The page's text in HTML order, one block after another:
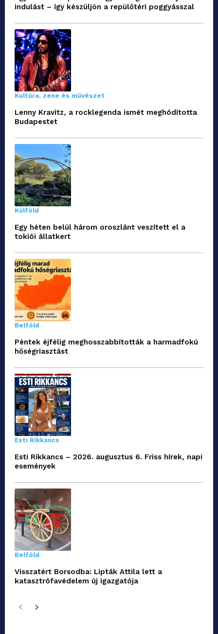
indulást – így készüljön a repülőtéri poggyásszal
Kultúra, zene és művészet
Lenny Kravitz, a rocklegenda ismét meghódította
Budapestet
Külföld
Egy héten belül három oroszlánt veszített el a
tokiói állatkert
Belföld
Péntek éjfélig meghosszabbították a harmadfokú
hőségriasztást
Esti Rikkancs
Esti Rikkancs – 2026. augusztus 6. Friss hírek, napi
események
Belföld
Visszatért Borsodba: Lipták Attila lett a
katasztrófavédelem új igazgatója